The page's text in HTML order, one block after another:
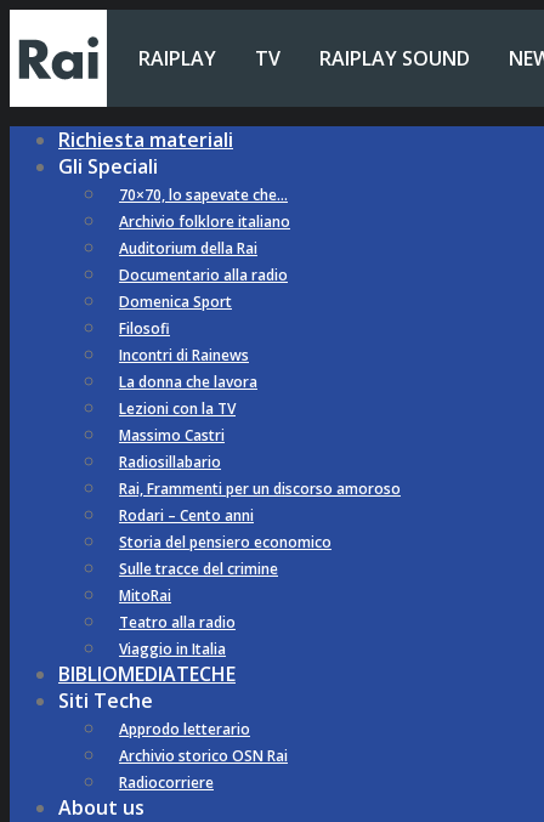
RAIPLAY TV RAIPLAY SOUND
Richiesta materiali
Gli Speciali
70×70, lo sapevate che…
Archivio folklore italiano
Auditorium della Rai
Documentario alla radio
Domenica Sport
Filosofi
Incontri di Rainews
La donna che lavora
Lezioni con la TV
Massimo Castri
Radiosillabario
Rai, Frammenti per un discorso amoroso
Rodari – Cento anni
Storia del pensiero economico
Sulle tracce del crimine
MitoRai
Teatro alla radio
Viaggio in Italia
BIBLIOMEDIATECHE
Siti Teche
Approdo letterario
Archivio storico OSN Rai
Radiocorriere
About us